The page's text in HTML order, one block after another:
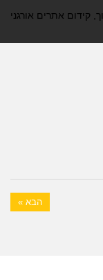
הבא »